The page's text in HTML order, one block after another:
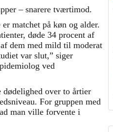
– snarere tværtimod.
matchet på køn og alder.
døde 34 procent af
dem med mild til moderat
var slut,” siger
ved
dødelighed over to årtier
For gruppen med
man ville forvente i